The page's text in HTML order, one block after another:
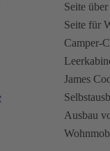
Seite
Seite für
Camper-
James
Ausbau